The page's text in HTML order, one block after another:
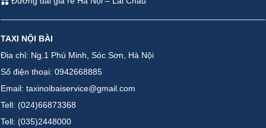
TAXI NỘI BÀI
Địa chỉ: Ng.1 Phú Minh, Sóc Sơn, Hà Nội
Số điện thoại: 0942668885
Email: taxinoibaiservice@gmail.com
Tell: (024)66873368
Tell: (035)2448000